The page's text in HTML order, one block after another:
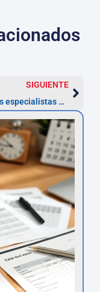
SIGUIENTE
Abogados especialistas en conflictos entre cónyuges en Córdoba